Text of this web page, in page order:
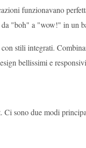
funzionavano
da "boh" a "wow!" in un
stili integrati.
bellissimi e
Ci sono due modi